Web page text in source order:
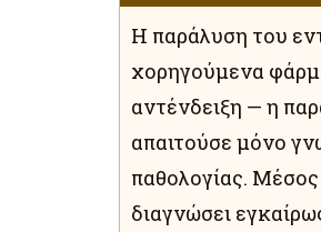
Η παράλυση του
χορηγούμενα
αντένδειξη — η
απαιτούσε μόνο
παθολογίας. Μέσος
διαγνώσει